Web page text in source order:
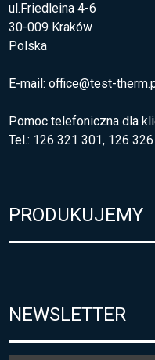
ul.Friedleina 4-6
30-009 Kraków
Polska
E-mail:office@test-
Pomoc telefoniczna dla
Tel.: 126 321 301, 126
PRODUKUJEMY
NEWSLETTER